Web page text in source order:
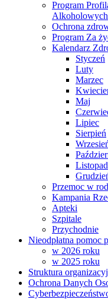
Program
Alkoholowych
Ochrona
Program Za
Kalendarz
Styczeń
Luty
Marzec
Maj
Lipiec
Sierpień
Listopad
Przemoc w
Kampania
Apteki
Szpitale
Przychodnie
Nieodpłatna pomoc
w 2026 roku
w 2025 roku
Struktura
Ochrona Danych